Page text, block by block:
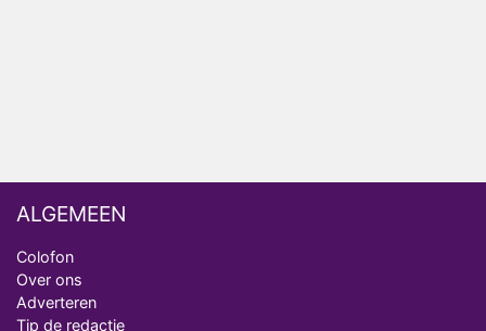
ALGEMEEN
Colofon
Over ons
Adverteren
Tip de redactie